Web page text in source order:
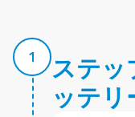
1 ステ
ッテ